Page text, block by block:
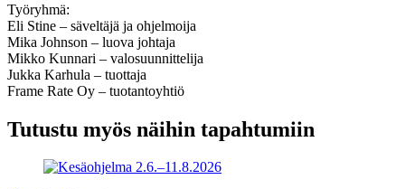
Työryhmä:
Eli Stine – säveltäjä ja ohjelmoija
Mika Johnson – luova johtaja
Mikko Kunnari – valosuunnittelija
Jukka Karhula – tuottaja
Frame Rate Oy – tuotantoyhtiö
Tutustu myös näihin tapahtumiin